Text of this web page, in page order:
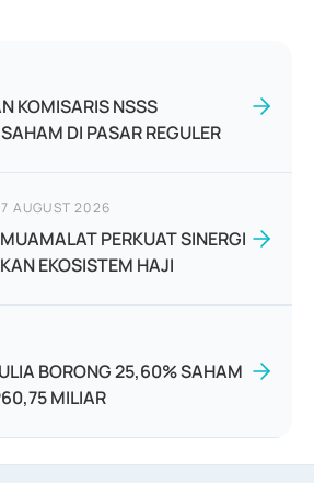
KOMISARIS NSSS
DI PASAR REGULER
AUGUST 2026
PERKUAT SINERGI
EKOSISTEM HAJI
BORONG 25,60% SAHAM
MILIAR